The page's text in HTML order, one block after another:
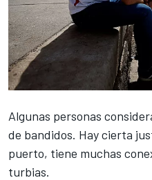
Algunas personas
de bandidos. Hay cierta
puerto, tiene muchas
turbias.